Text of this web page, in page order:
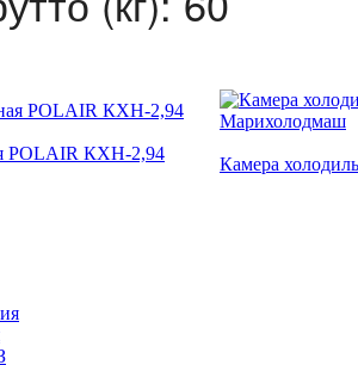
POLAIR КХН-2,94
Камера